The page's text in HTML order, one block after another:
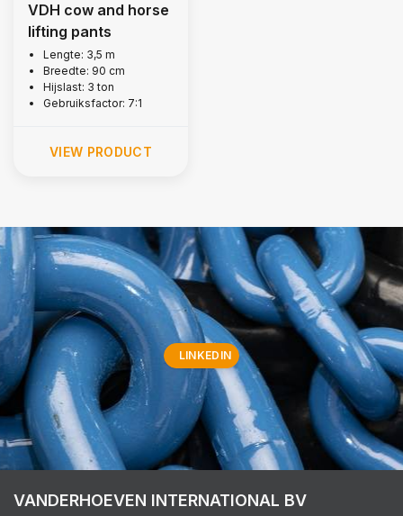
VDH cow and horse
lifting pants
Lengte: 3,5 m
Breedte: 90 cm
Hijslast: 3 ton
Gebruiksfactor: 7:1
VIEW PRODUCT
LINKEDIN
VANDERHOEVEN INTERNATIONAL BV